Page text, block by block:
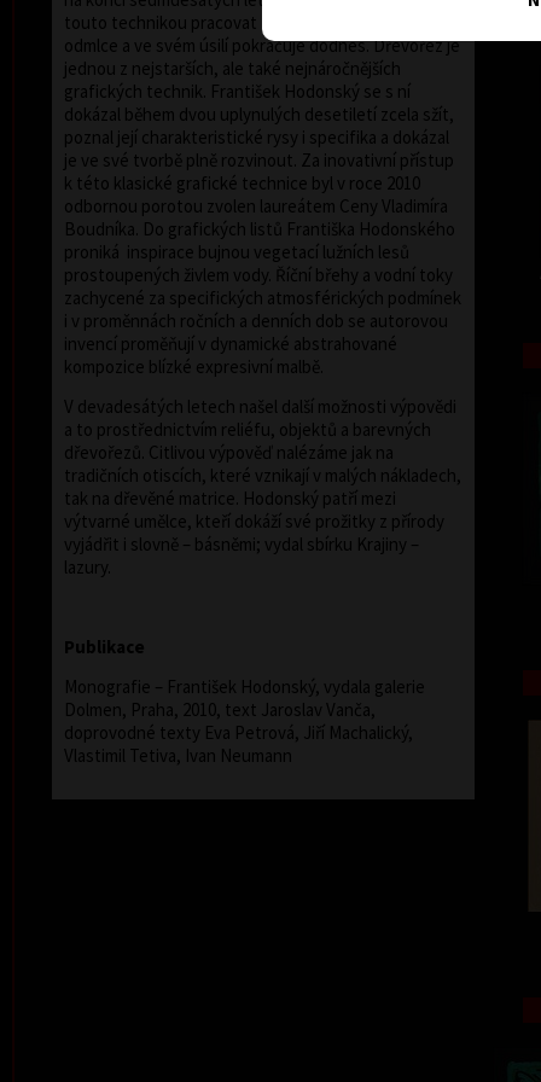
touto technikou pracovat teprve po několikaleté
odmlce a ve svém úsilí pokračuje dodnes. Dřevořez je
jednou z nejstarších, ale také nejnáročnějších
grafických technik. František Hodonský se s ní
dokázal během dvou uplynulých desetiletí zcela sžít,
poznal její charakteristické rysy i specifika a dokázal
je ve své tvorbě plně rozvinout. Za inovativní přístup
k této klasické grafické technice byl v roce 2010
odbornou porotou zvolen laureátem Ceny Vladimíra
Boudníka. Do grafických listů Františka Hodonského
proniká inspirace bujnou vegetací lužních lesů
prostoupených živlem vody. Říční břehy a vodní toky
zachycené za specifických atmosférických podmínek
i v proměnnách ročních a denních dob se autorovou
invencí proměňují v dynamické abstrahované
kompozice blízké expresivní malbě.
V devadesátých letech našel další možnosti výpovědi
a to prostřednictvím reliéfu, objektů a barevných
dřevořezů. Citlivou výpověď nalézáme jak na
tradičních otiscích, které vznikají v malých nákladech,
tak na dřevěné matrice. Hodonský patří mezi
výtvarné umělce, kteří dokáží své prožitky z přírody
vyjádřit i slovně – básněmi; vydal sbírku Krajiny –
lazury.
Publikace
Monografie – František Hodonský, vydala galerie
Dolmen, Praha, 2010, text Jaroslav Vanča,
doprovodné texty Eva Petrová, Jiří Machalický,
Vlastimil Tetiva, Ivan Neumann